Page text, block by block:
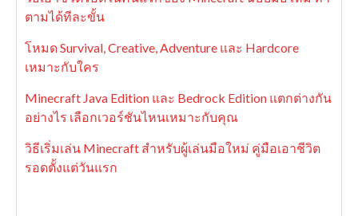
ตามได้ทีละขั้น
โหมด Survival, Creative, Adventure และ Hardcore
เหมาะกับใคร
Minecraft Java Edition และ Bedrock Edition แตกต่างกัน
อย่างไร เลือกเวอร์ชันไหนเหมาะกับคุณ
วิธีเริ่มเล่น Minecraft สำหรับผู้เล่นมือใหม่ คู่มือเอาชีวิต
รอดตั้งแต่วันแรก